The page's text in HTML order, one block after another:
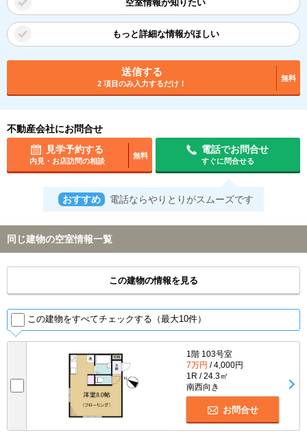
空室情報が知りたい
もっと詳細な情報がほしい
送信する
2 項目のみ入力するだけ！
無料
不動産会社にお問合せ
見学予約する
内見・お店訪問の相談
無料
電話でお問合せ
すぐに問合せる
おすすめ 電話ならやりとりがスムーズです
同じ建物の空室情報一覧
この建物の情報を見る
この建物をすべてチェックする（最大10件）
1階 103号室
7万円 / 4,000円
1R / 24.3㎡
南西向き
お問合せ